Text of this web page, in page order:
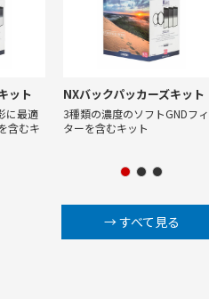
ット
に最適
含むキ
NXバックパッカーズキット
3種類の濃度のソフトGNDフ
ターを含むキット
→ すべて見る